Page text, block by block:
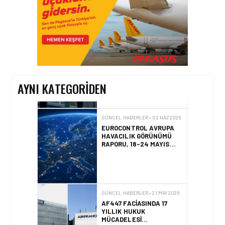
AYNI KATEGORIDEN
GÜNCEL HABERLER • 12 HAZ 2026
AVRUPA KOMISYONU AB
HAVA EMNIYETI LISTESINI
GÜNCELLEDI
HAVACILIK GÖRÜNÜMÜ
RAPORU, 18-24 MAYIS
2026 HAFTASI
YILLIK HUKUK
MÜCADELESI
SONUÇLANDI